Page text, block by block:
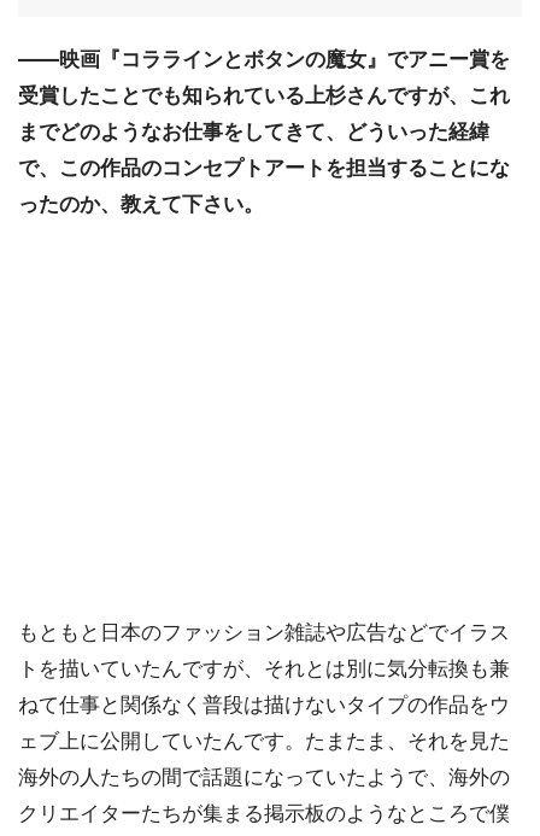
――映画『コララインとボタンの魔女』でアニー賞を
受賞したことでも知られている上杉さんですが、これ
までどのようなお仕事をしてきて、どういった経緯
で、この作品のコンセプトアートを担当することにな
ったのか、教えて下さい。
もともと日本のファッション雑誌や広告などでイラス
トを描いていたんですが、それとは別に気分転換も兼
ねて仕事と関係なく普段は描けないタイプの作品をウ
ェブ上に公開していたんです。たまたま、それを見た
海外の人たちの間で話題になっていたようで、海外の
クリエイターたちが集まる掲示板のようなところで僕